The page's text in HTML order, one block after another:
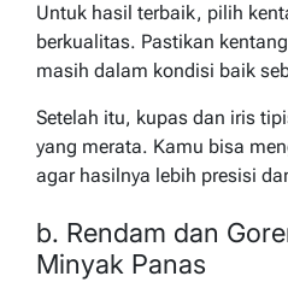
Untuk hasil terbaik, pilih
berkualitas. Pastikan
masih dalam kondisi baik
Setelah itu, kupas dan iris
yang merata. Kamu bisa
agar hasilnya lebih presisi
b. Rendam dan
Minyak Panas